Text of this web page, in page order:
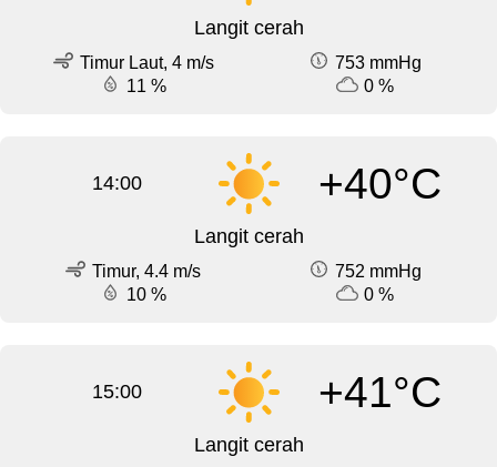
Langit cerah
Timur Laut, 4 m/s
753 mmHg
11 %
0 %
14:00 +40°C
Langit cerah
Timur, 4.4 m/s
752 mmHg
10 %
0 %
15:00 +41°C
Langit cerah